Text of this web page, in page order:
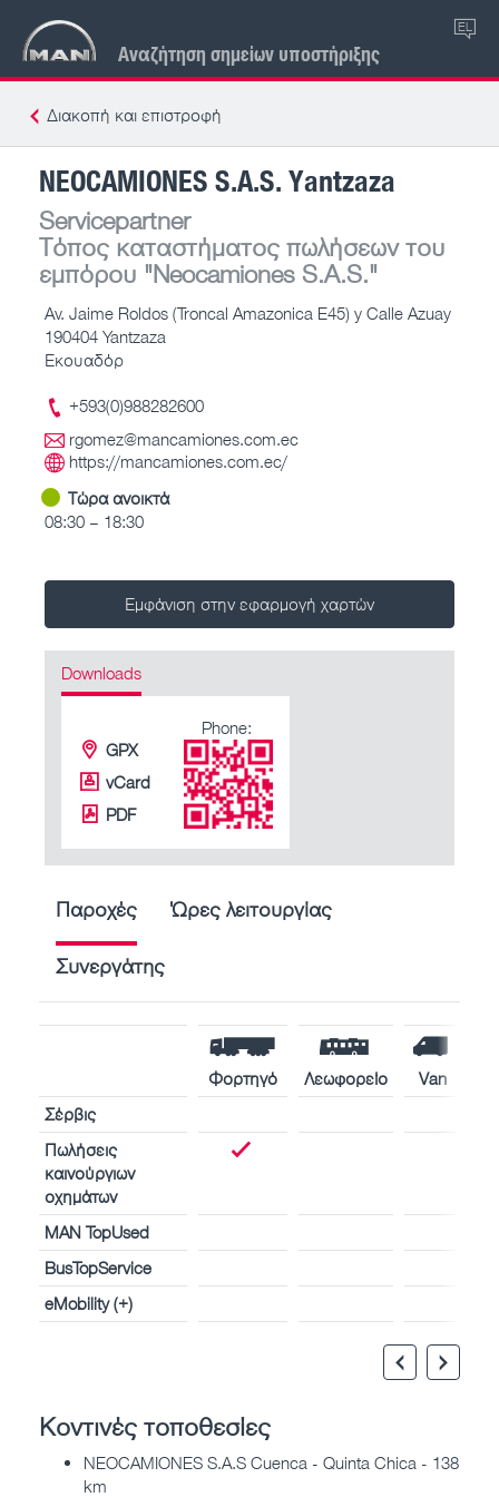
Αναζήτηση σημείων υποστήριξης
EL
Διακοπή και επιστροφή
NEOCAMIONES S.A.S. Yantzaza
Servicepartner
Τόπος καταστήματος πωλήσεων του
εμπόρου "Neocamiones S.A.S."
Av. Jaime Roldos (Troncal Amazonica E45) y Calle Azuay
190404 Yantzaza
Εκουαδόρ
+593(0)988282600
rgomez@mancamiones.com.ec
https://mancamiones.com.ec/
Τώρα ανοικτά
08:30 – 18:30
Εμφάνιση στην εφαρμογή χαρτών
Downloads
GPX
vCard
PDF
Phone:
Παροχές Ώρες λειτουργίας
Συνεργάτης
Φορτηγό Λεωφορείο
Van
Σέρβις
Πωλήσεις
καινούργιων
οχημάτων
MAN TopUsed
BusTopService
eMobility (+)
Κοντινές τοποθεσίες
NEOCAMIONES S.A.S Cuenca - Quinta Chica - 138
km